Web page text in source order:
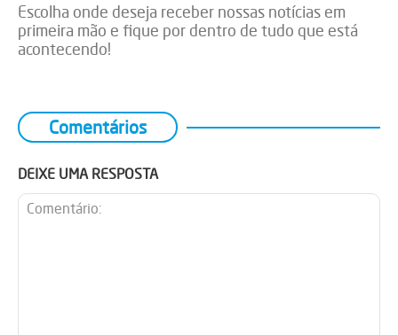
Escolha onde deseja receber nossas notícias em
primeira mão e fique por dentro de tudo que está
acontecendo!
Comentários
DEIXE UMA RESPOSTA